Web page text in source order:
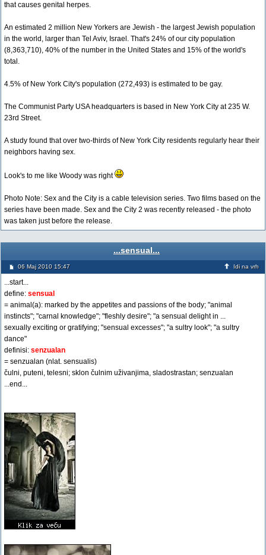
that causes genital herpes.
An estimated 2 million New Yorkers are Jewish - the largest Jewish population
in the world, larger than Tel Aviv, Israel. That's 24% of our city population
(8,363,710), 40% of the number in the United States and 15% of the world's
total.
4.5% of New York City's population (272,493) is estimated to be gay.
The Communist Party USA headquarters is based in New York City at 235 W.
23rd Street.
A study found that over two-thirds of New York City residents regularly hear their
neighbors having sex.
Look's to me like Woody was right
Photo Note: Sex and the City is a cable television series. Two films based on the
series have been made. Sex and the City 2 was recently released - the photo
was taken just before the release.
...sensual...
06 Maj 2010 15:47 Idi na vrh
...start...
define: sensual
= animal(a): marked by the appetites and passions of the body; "animal
instincts"; "carnal knowledge"; "fleshly desire"; "a sensual delight in ...
sexually exciting or gratifying; "sensual excesses"; "a sultry look"; "a sultry
dance"
definisi: senzualan
= senzualan (nlat. sensualis)
čulni, puteni, telesni; sklon čulnim uživanjima, sladostrastan; senzualan
...end...